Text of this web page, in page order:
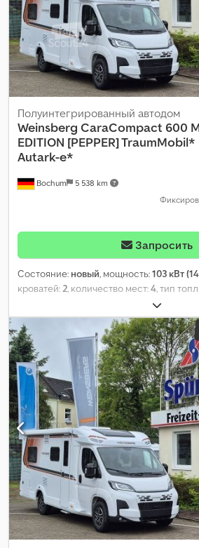
контроль, навигационная система, не
односпальные кровати, парктроники,
безопасности, подъемная кровать,
система иммобилайзера, система
спутниковая антенна, электронная
стабилизации (ESP)
Bochum 5 538 km
Полуинтегрированный автодом
Weinsberg CaraCompact 600
EDITION [PEPPER] TraumMobil*
Autark-e*
Запросить
Состояние: новый, мощность:103 кВт
кроватей: 2 , количество мест:4 , тип
, цвет:белый
общая ширина:2 200 мм, общая высота:
конфигурация осей:2 оси, класс
вес:
3 500 кг , собственный вес:2 775 кг,
масса:2 909 кг, максимальная
выпуска:2026 , колесная база:380 мм,
бортовая кухня,